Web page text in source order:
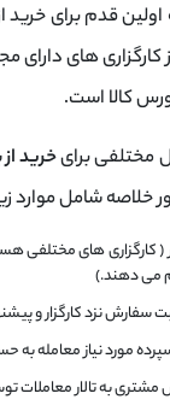
اولین قدم برای خرید
کارگزاری های دارای
کالا است.
مختلفی برایخرید
خلاصه شامل موارد
( کارگزاری های مختلفی
می دهند.)
سفارش نزد کارگزار و
مورد نیاز معامله به
به تالار معاملات